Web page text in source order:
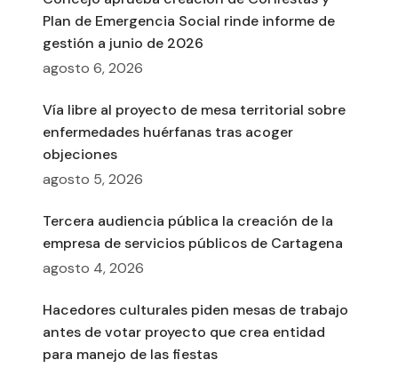
Plan de Emergencia Social rinde informe de
gestión a junio de 2026
agosto 6, 2026
Vía libre al proyecto de mesa territorial sobre
enfermedades huérfanas tras acoger
objeciones
agosto 5, 2026
Tercera audiencia pública la creación de la
empresa de servicios públicos de Cartagena
agosto 4, 2026
Hacedores culturales piden mesas de trabajo
antes de votar proyecto que crea entidad
para manejo de las fiestas